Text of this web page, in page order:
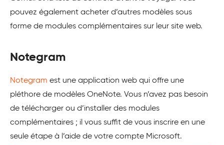
pouvez également acheter d’autres modèles sous
forme de modules complémentaires sur leur site web.
Notegram
Notegram est une application web qui offre une
pléthore de modèles OneNote. Vous n’avez pas besoin
de télécharger ou d’installer des modules
complémentaires ; il vous suffit de vous inscrire en une
seule étape à l’aide de votre compte Microsoft.